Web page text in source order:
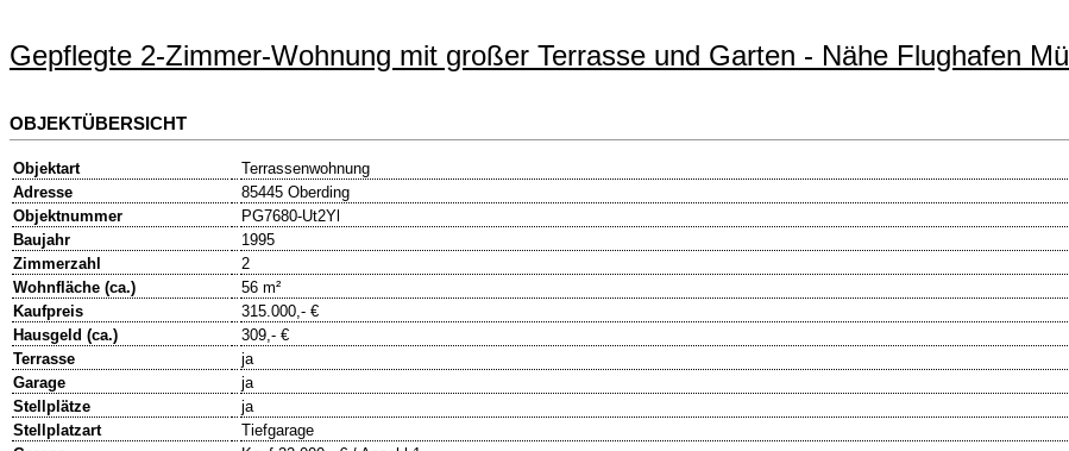
Gepflegte 2-Zimmer-Wohnung mit großer Terrasse und Garten - Nähe Flughafen
OBJEKTÜBERSICHT
Objektart
Terrassenwohnung
Adresse
85445 Oberding
Objektnummer
PG7680-Ut2Yl
Baujahr
1995
Zimmerzahl
2
Wohnfläche (ca.)
56 m²
Kaufpreis
315.000,- €
Hausgeld (ca.)
309,- €
Terrasse
ja
Garage
ja
Stellplätze
ja
Stellplatzart
Tiefgarage